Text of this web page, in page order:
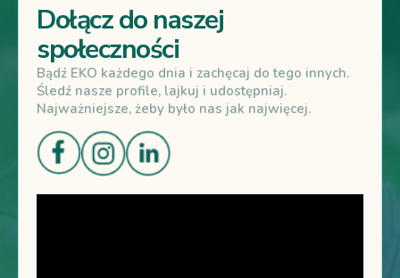
Dołącz do naszej
społeczności
Bądź EKO każdego dnia i zachęcaj do tego innych.
Śledź nasze profile, lajkuj i udostępniaj.
Najważniejsze, żeby było nas jak najwięcej.